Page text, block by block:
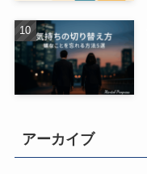
アーカイブ